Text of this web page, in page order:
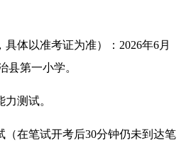
，具体以准考证为准）：2026年6月
县第一小学。
测试。
在笔试开考后30分钟仍未到达笔